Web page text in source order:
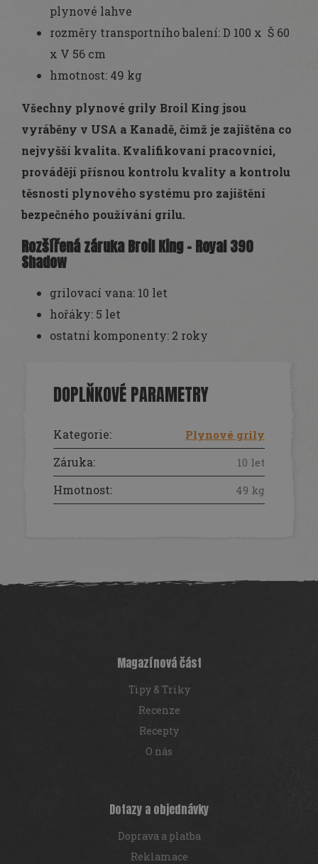
plynové lahve
rozměry transportního balení: D 100 x Š 60
x V 56 cm
hmotnost: 49 kg
Všechny plynové grily Broil King jsou
vyráběny v USA a Kanadě, čímž je zajištěna co
nejvyšší kvalita. Kvalifikovaní pracovníci,
provádějí přísnou kontrolu kvality a kontrolu
těsnosti plynového systému pro zajištění
bezpečného používání grilu.
Rozšířená záruka Broil King - Royal 390
Shadow
grilovací vana: 10 let
hořáky: 5 let
ostatní komponenty: 2 roky
DOPLŇKOVÉ PARAMETRY
Kategorie: Plynové grily
Záruka: 10 let
Hmotnost: 49 kg
á
Magazínová část
Tipy & Triky
Recenze
Recepty
O nás
Dotazy a objednávky
Doprava a platba
Reklamace